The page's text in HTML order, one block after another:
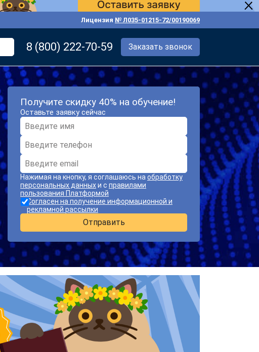
Лицензия № Л035-01215-72/00190069
8 (800) 222-70-59 Заказать звонок
Получите скидку 40% на обучение!
Оставьте заявку сейчас
Нажимая на кнопку, я соглашаюсь на обработку
персональных данныхи с правилами
пользования Платформой
Согласен на получение информационной и
рекламной рассылки
Отправить